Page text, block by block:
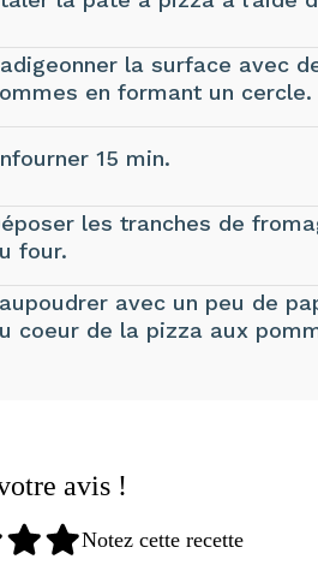
la surface avec
en formant un
15 min.
les tranches de
four.
avec un peu de
coeur de la pizza aux
avis !
Notez cette recette